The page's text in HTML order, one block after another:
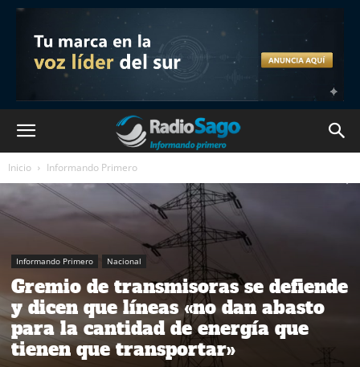
Inicio Informando Primero
Informando Primero Nacional
Gremio de transmisoras se defiende
y dicen que líneas «no dan abasto
para la cantidad de energía que
tienen que transportar»